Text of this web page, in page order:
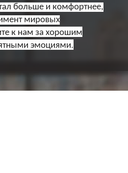
больше и комфортнее,
мировых
к нам за хорошим
эмоциями.